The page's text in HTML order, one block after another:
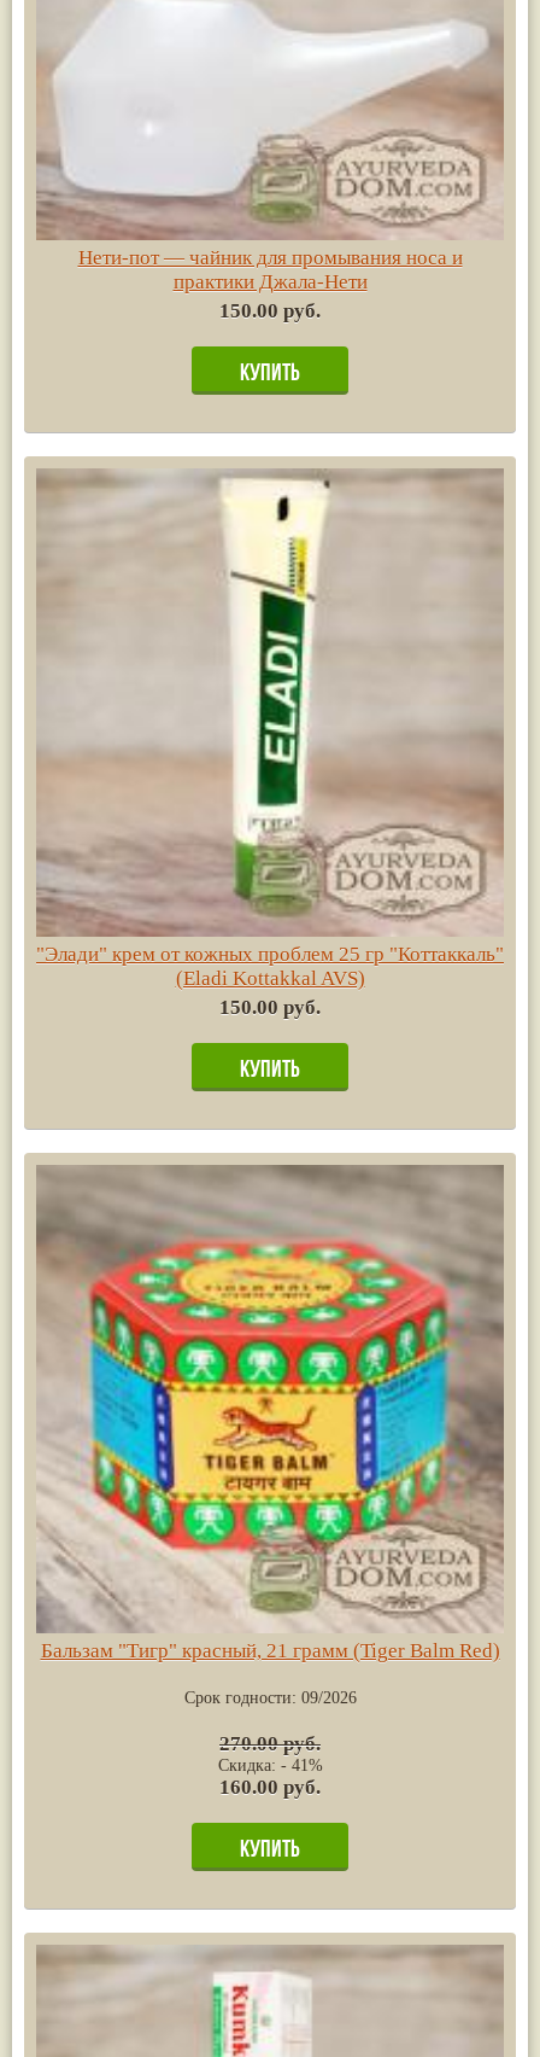
Нети-пот — чайник для промывания носа и
практики Джала-Нети
150.00 руб.
"Элади" крем от кожных проблем 25 гр "Коттаккаль"
(Eladi Kottakkal AVS)
150.00 руб.
Бальзам "Тигр" красный, 21 грамм (Tiger Balm Red)
Срок годности: 09/2026
270.00 руб.
Скидка: - 41%
160.00 руб.